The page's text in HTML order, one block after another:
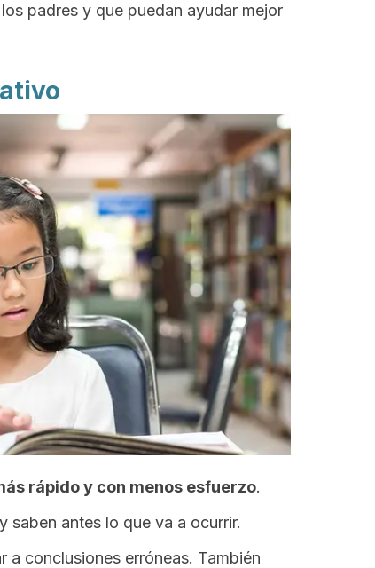
padres y que puedan ayudar mejor
rápido y con menos esfuerzo.
saben antes lo que va a ocurrir.
a conclusiones erróneas. También